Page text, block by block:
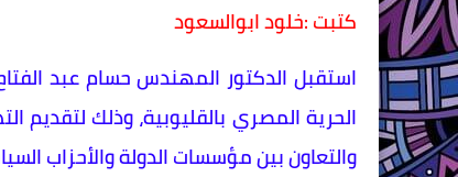
كتبت :خلود ابوالسعود
استقبل الدكتور المهندس حسام عبد
الحرية المصري بالقليوبية، وذلك لتقديم
والتعاون بين مؤسسات الدولة والأحزاب